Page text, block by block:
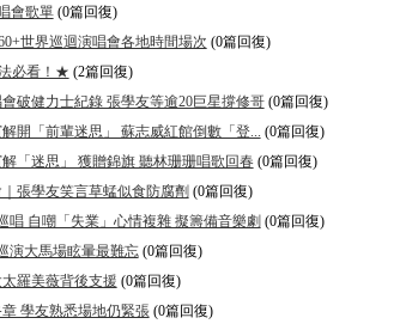
會歌單(0篇回復)
世界巡迴演唱會各地時間場次 (0篇回復)
必看！★ (2篇回復)
破健力士紀錄 張學友等逾20巨星撐修哥(0篇回復)
開「前輩迷思」 蘇志威紅館倒數「登... (0篇回復)
「迷思」 獲贈錦旗 聽林珊珊唱歌回春(0篇回復)
張學友笑言草蜢似食防腐劑 (0篇回復)
唱 自嘲「失業」心情複雜 擬籌備音樂劇 (0篇回復)
演大馬場眩暈最難忘(0篇回復)
羅美薇背後支援 (0篇回復)
學友熟悉場地仍緊張(0篇回復)